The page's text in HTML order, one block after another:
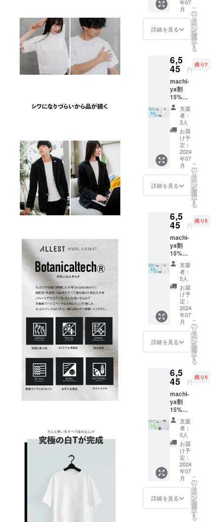
売価格
7,700円
の
15％OF
F
⇒6,545
（税・
送料込
み）
年07
月
詳細を見る
こ
の
リ
タ
ー
ン
を
選
択
す
る
6,5
45 円
残り7
machi-
ya割
15%OF
F ク
ルー
ネック
サイズS
限定10
一般予
定販売
価格
7,700円
の
15％OF
F
⇒6,545
（税・
送料込
み）
支援
者：
3人
お届
け予
定：
2024
年07
月
詳細を見る
こ
の
リ
タ
ー
ン
を
選
択
す
る
6,5
45 円
残り5
machi-
ya割
15%OF
F ク
ルー
ネック
サイズ
XL 限定
10 一般
予定販
売価格
7,700円
の
15％OF
F
⇒6,545
（税・
送料込
み）
支援
者：
5人
お届
け予
定：
2024
年07
月
詳細を見る
こ
の
リ
タ
ー
ン
を
選
択
す
る
6,5
45 円
残り5
machi-
ya割
15%OF
F モッ
クネッ
クサイ
ズXS 限
定5 一
般予定
販売価
7,700円
の
15％OF
F
⇒6,545
支援
者：
0人
お届
け予
定：
2024
年07
月
詳細を見る
こ
の
リ
タ
ー
ン
を
選
択
す
る